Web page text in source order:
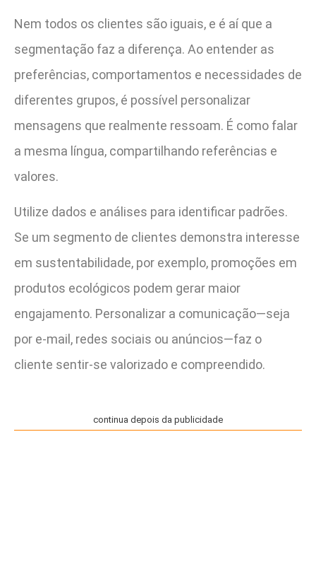
Nem todos os clientes são iguais, e é aí que a
segmentação faz a diferença. Ao entender as
preferências, comportamentos e necessidades de
diferentes grupos, é possível personalizar
mensagens que realmente ressoam. É como falar
a mesma língua, compartilhando referências e
valores.
Utilize dados e análises para identificar padrões.
Se um segmento de clientes demonstra interesse
em sustentabilidade, por exemplo, promoções em
produtos ecológicos podem gerar maior
engajamento. Personalizar a comunicação—seja
por e-mail, redes sociais ou anúncios—faz o
cliente sentir-se valorizado e compreendido.
continua depois da publicidade